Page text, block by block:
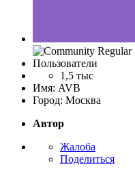
Пользователи
1,5 тыс
Имя: AVB
Город: Москва
Автор
Жалоба
Поделиться